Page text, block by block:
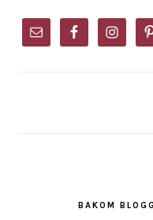
SIDEBAR
BAKOM